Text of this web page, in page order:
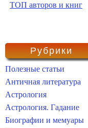
ТОП авторов и книг
Рубрики
Полезные статьи
Античная литература
Астрология
Астрология. Гадание
Биографии и мемуары